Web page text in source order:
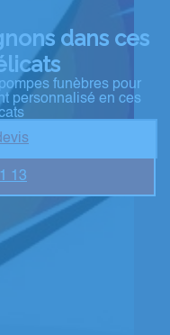
dans ces
funèbres pour
personnalisé en ces
13